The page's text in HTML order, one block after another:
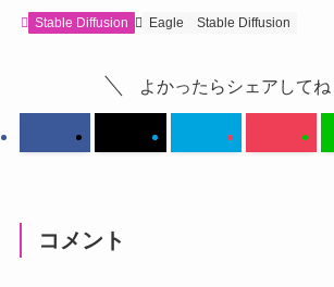
Stable Diffusion Eagle Stable Diffusion
よかったらシェアしてね
コメント